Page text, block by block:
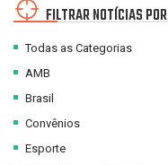
FILTRAR NOTÍCIAS POR
Todas as Categorias
AMB
Brasil
Convênios
Esporte